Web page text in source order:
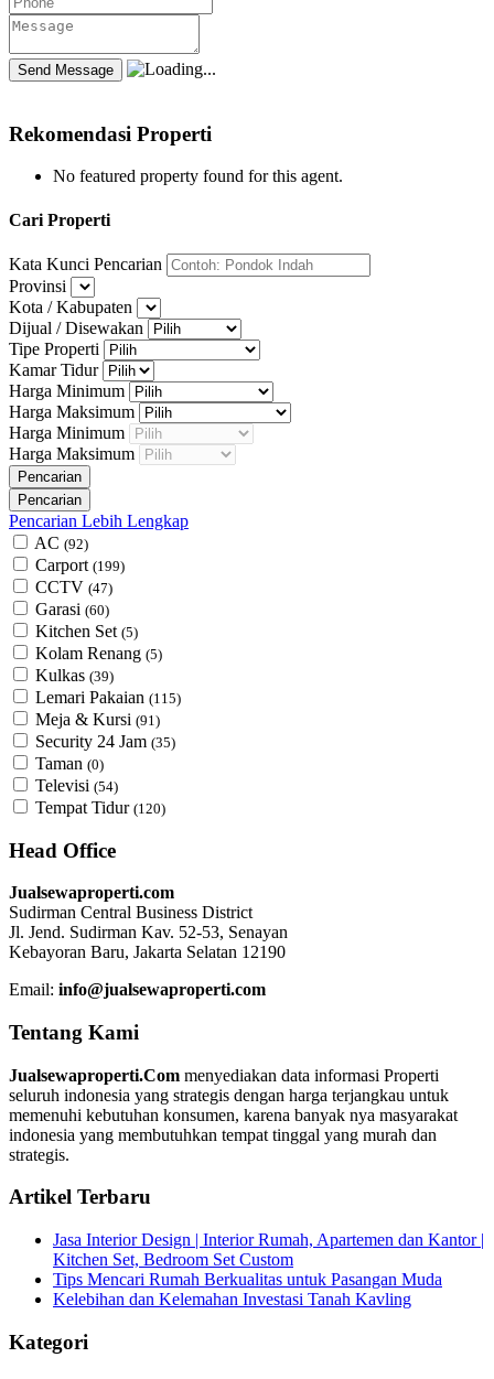
Rekomendasi Properti
No featured property found for this agent.
Cari Properti
Kata Kunci Pencarian
Provinsi
Kota / Kabupaten
Dijual / Disewakan
Tipe Properti
Kamar Tidur
Harga Minimum
Harga Maksimum
Harga Minimum
Harga Maksimum
Pencarian Lebih Lengkap
AC (92)
Carport (199)
CCTV (47)
Garasi (60)
Kitchen Set (5)
Kolam Renang (5)
Kulkas (39)
Lemari Pakaian (115)
Meja & Kursi (91)
Security 24 Jam (35)
Taman (0)
Televisi (54)
Tempat Tidur (120)
Head Office
Jualsewaproperti.com
Sudirman Central Business District
Jl. Jend. Sudirman Kav. 52-53, Senayan
Kebayoran Baru, Jakarta Selatan 12190
Email: info@jualsewaproperti.com
Tentang Kami
Jualsewaproperti.Com menyediakan data informasi Properti
seluruh indonesia yang strategis dengan harga terjangkau untuk
memenuhi kebutuhan konsumen, karena banyak nya masyarakat
indonesia yang membutuhkan tempat tinggal yang murah dan
strategis.
Artikel Terbaru
Jasa Interior Design | Interior Rumah, Apartemen dan Kantor |
Kitchen Set, Bedroom Set Custom
Tips Mencari Rumah Berkualitas untuk Pasangan Muda
Kelebihan dan Kelemahan Investasi Tanah Kavling
Kategori